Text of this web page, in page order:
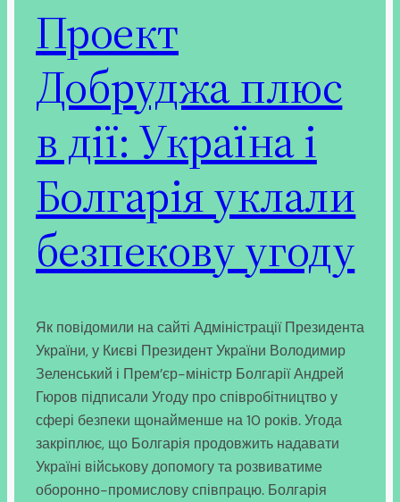
Проект
Добруджа плюс
в дії: Україна і
Болгарія уклали
безпекову угоду
Як повідомили на сайті Адміністрації Президента
України, у Києві Президент України Володимир
Зеленський і Прем’єр-міністр Болгарії Андрей
Гюров підписали Угоду про співробітництво у
сфері безпеки щонайменше на 10 років. Угода
закріплює, що Болгарія продовжить надавати
Україні військову допомогу та розвиватиме
оборонно-промислову співпрацю. Болгарія